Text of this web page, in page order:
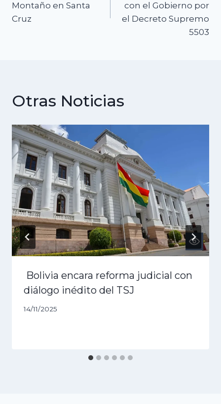
entradas
Montaño en Santa
Cruz
con el Gobierno por
el Decreto Supremo
5503
Otras Noticias
Bolivia encara reforma judicial con
diálogo inédito del TSJ
14/11/2025